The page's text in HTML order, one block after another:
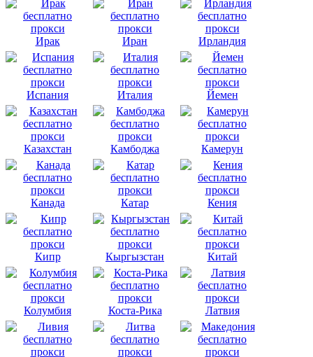
Ирак Иран Ирландия
Испания Италия Йемен
Казахстан Камбоджа Камерун
Канада Катар Кения
Кипр Кыргызстан Китай
Колумбия Коста-Рика Латвия